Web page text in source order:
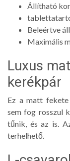
Állítható
Beleértve
Maximális
Luxus
kerékpár
Ez a matt
sem fog rosszul
tűnik, és az is.
terhelhető.